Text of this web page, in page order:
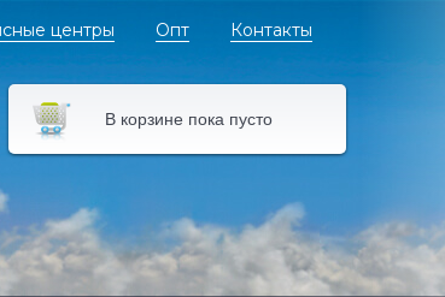
центры Опт Контакты
В корзине пока пусто